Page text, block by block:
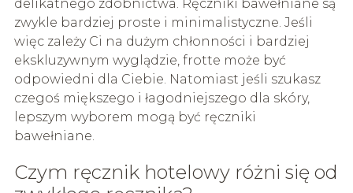
delikatnego zdobnictwa. Ręczniki bawełniane są
zwykle bardziej proste i minimalistyczne. Jeśli
więc zależy Ci na dużym chłonności i bardziej
ekskluzywnym wyglądzie, frotte może być
odpowiedni dla Ciebie. Natomiast jeśli szukasz
czegoś miększego i łagodniejszego dla skóry,
lepszym wyborem mogą być ręczniki
bawełniane.
Czym ręcznik hotelowy różni się od